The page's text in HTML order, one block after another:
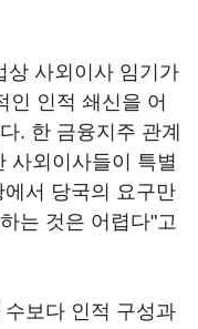
상 사외이사 임기가
인 인적 쇄신을 어
. 한 금융지주 관계
사외이사들이 특별
서 당국의 요구만
는 것은 어렵다"고
보다 인적 구성과